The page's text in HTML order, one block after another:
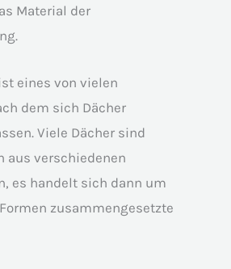
Material der
eines von vielen
dem sich Dächer
Viele Dächer sind
aus verschiedenen
es handelt sich dann um
zusammengesetzte